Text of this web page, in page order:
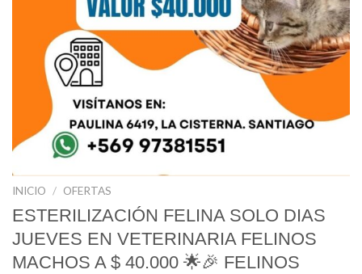
INICIO / OFERTAS
ESTERILIZACIÓN FELINA SOLO DIAS
JUEVES EN VETERINARIA FELINOS
MACHOS A $ 40.000 🌟🎉 FELINOS